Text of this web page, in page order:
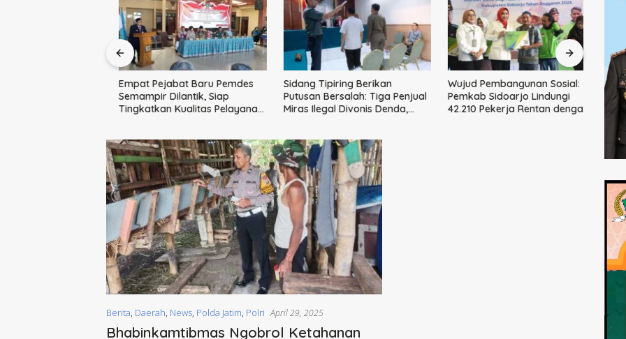
Empat Pejabat Baru Pemdes
Semampir Dilantik, Siap
Tingkatkan Kualitas Pelayanan
Sidang Tipiring Berikan
Putusan Bersalah: Tiga Penjual
Miras Ilegal Divonis Denda,
Wujud Pembangunan Sosial:
Pemkab Sidoarjo Lindungi
42.210 Pekerja Rentan dengan
Dua
Berita, Daerah, News, Polda Jatim, Polri April 29, 2025
Bhabinkamtibmas Ngobrol Ketahanan